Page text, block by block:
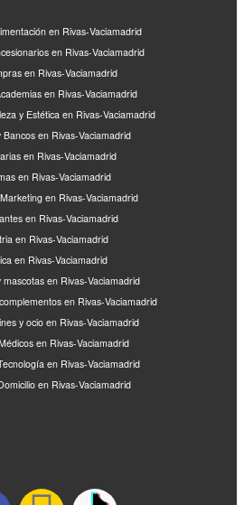
en Rivas-Vaciamadrid
en Rivas-Vaciamadrid
en Rivas-Vaciamadrid
en Rivas-Vaciamadrid
y Estética en Rivas-Vaciamadrid
Bancos en Rivas-Vaciamadrid
en Rivas-Vaciamadrid
en Rivas-Vaciamadrid
en Rivas-Vaciamadrid
en Rivas-Vaciamadrid
en Rivas-Vaciamadrid
en Rivas-Vaciamadrid
mascotas en Rivas-Vaciamadrid
en Rivas-Vaciamadrid
y ocio en Rivas-Vaciamadrid
en Rivas-Vaciamadrid
en Rivas-Vaciamadrid
en Rivas-Vaciamadrid